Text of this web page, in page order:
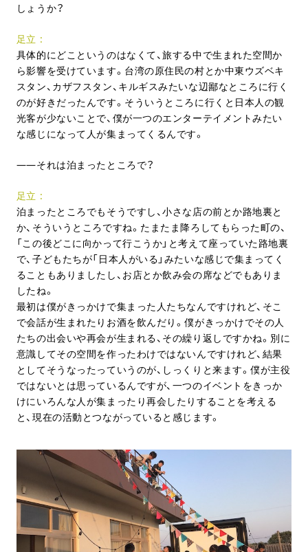
しょうか？
足立
具体的にどこというのはなくて、旅する中で生まれた空間か
ら影響を受けています。台湾の原住民の村とか中東ウズベキ
スタン、カザフスタン、キルギスみたいな辺鄙なところに行く
のが好きだったんです。そういうところに行くと日本人の観
光客が少ないことで、僕が一つのエンターテイメントみたい
な感じになって人が集まってくるんです。
それは泊まったところで？
足立
泊まったところでもそうですし、小さな店の前とか路地裏と
か、そういうところですね。たまたま降ろしてもらった町の、
「この後どこに向かって行こうか」と考えて座っていた路地裏
で、子どもたちが「日本人がいる」みたいな感じで集まってく
ることもありましたし、お店とか飲み会の席などでもありま
したね。
最初は僕がきっかけで集まった人たちなんですけれど、そこ
で会話が生まれたりお酒を飲んだり。僕がきっかけでその人
たちの出会いや再会が生まれる、その繰り返しですかね。別に
意識してその空間を作ったわけではないんですけれど、結果
としてそうなったっていうのが、しっくりと来ます。僕が主役
ではないとは思っているんですが、一つのイベントをきっか
けにいろんな人が集まったり再会したりすることを考える
と、現在の活動とつながっていると感じます。